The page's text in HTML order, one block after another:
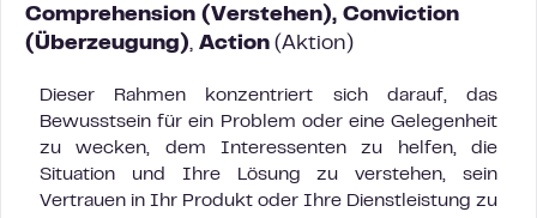
Comprehension (Verstehen), Conviction
(Überzeugung ), Action (Aktion)
Dieser Rahmen konzentriert sich darauf, das
Bewusstsein für ein Problem oder eine Gelegenheit
zu wecken, dem Interessenten zu helfen, die
Situation und Ihre Lösung zu verstehen, sein
Vertrauen in Ihr Produkt oder Ihre Dienstleistung zu